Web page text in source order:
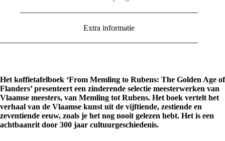
Extra informatie
Het koffietafelboek ‘From Memling to Rubens: The Golden Age of
Flanders’ presenteert een zinderende selectie meesterwerken van
Vlaamse meesters, van Memling tot Rubens. Het boek vertelt het
verhaal van de Vlaamse kunst uit de vijftiende, zestiende en
zeventiende eeuw, zoals je het nog nooit gelezen hebt. Het is een
achtbaanrit door 300 jaar cultuurgeschiedenis.